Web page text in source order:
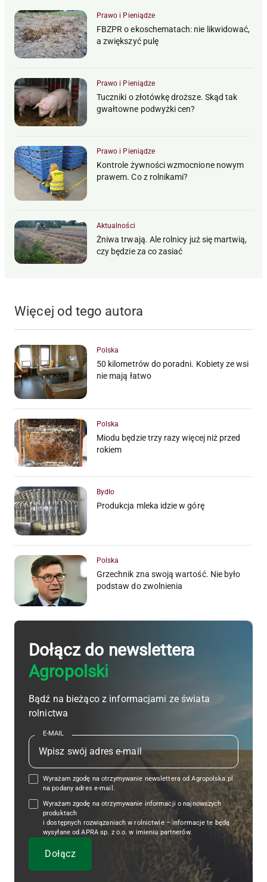
Prawo i Pieniądze
FBZPR o ekoschematach: nie likwidować,
a zwiększyć pulę
Prawo i Pieniądze
Tuczniki o złotówkę droższe. Skąd tak
gwałtowne podwyżki cen?
Prawo i Pieniądze
Kontrole żywności wzmocnione nowym
prawem. Co z rolnikami?
Aktualności
Żniwa trwają. Ale rolnicy już się martwią,
czy będzie za co zasiać
Więcej od tego autora
Polska
50 kilometrów do poradni. Kobiety ze wsi
nie mają łatwo
Polska
Miodu będzie trzy razy więcej niż przed
rokiem
Bydło
Produkcja mleka idzie w górę
Polska
Grzechnik zna swoją wartość. Nie było
podstaw do zwolnienia
Dołącz do newslettera
Agropolski
Bądź na bieżąco z informacjami ze świata
rolnictwa
E-MAIL
Wyrażam zgodę na otrzymywanie newslettera od Agropolska.pl
na podany adres e-mail.
Wyrażam zgodę na otrzymywanie informacji o najnowszych
produktach
i dostępnych rozwiązaniach w rolnictwie – informacje te będą
wysyłane od APRA sp. z o.o. w imieniu partnerów.